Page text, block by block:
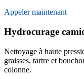
Appeler maintenant
Hydrocurage
Nettoyage à haute
graisses, tartre et
colonne.